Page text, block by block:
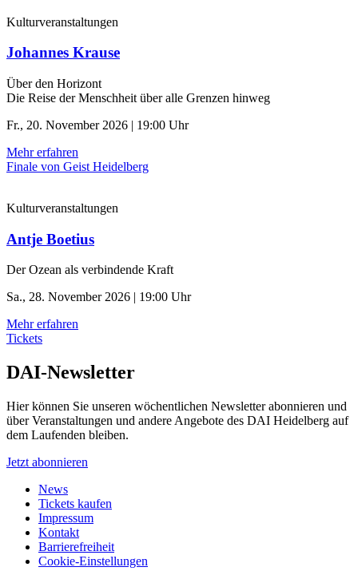
Kulturveranstaltungen
Johannes Krause
Über den Horizont
Die Reise der Menschheit über alle Grenzen hinweg
Fr., 20. November 2026 | 19:00 Uhr
Mehr erfahren
Finale von Geist Heidelberg
Kulturveranstaltungen
Antje Boetius
Der Ozean als verbindende Kraft
Sa., 28. November 2026 | 19:00 Uhr
Mehr erfahren
Tickets
DAI-Newsletter
Hier können Sie unseren wöchentlichen Newsletter abonnieren und
über Veranstaltungen und andere Angebote des DAI Heidelberg auf
dem Laufenden bleiben.
Jetzt abonnieren
News
Tickets kaufen
Impressum
Kontakt
Barrierefreiheit
Cookie-Einstellungen